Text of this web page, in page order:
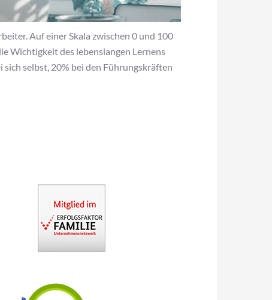
Auf einer Skala zwischen 0 und 100
Wichtigkeit des lebenslangen Lernens
selbst, 20% bei den Führungskräften